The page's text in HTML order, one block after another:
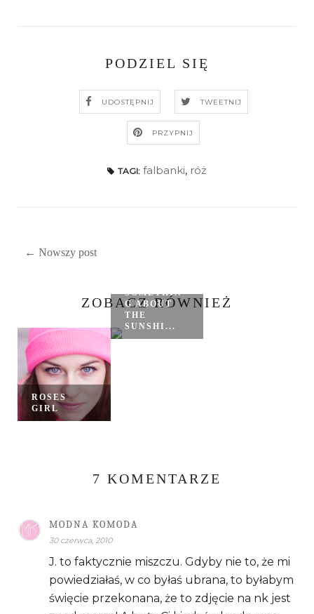
PODZIEL SIĘ
UDOSTĘPNIJ TWEETNIJ
PRZYPNIJ
TAGI: falbanki, róż
← Nowszy post
ZOBACZ RÓWNIEŻ
ROSES
GIRL
SOMETHIN
G ABOUT
THE
SUNSHI...
7 KOMENTARZE
MODNA KOMODA
30 czerwca, 2010
J. to faktycznie miszczu. Gdyby nie to, że mi
powiedziałaś, w co byłaś ubrana, to byłabym
święcie przekonana, że to zdjęcie na nk jest